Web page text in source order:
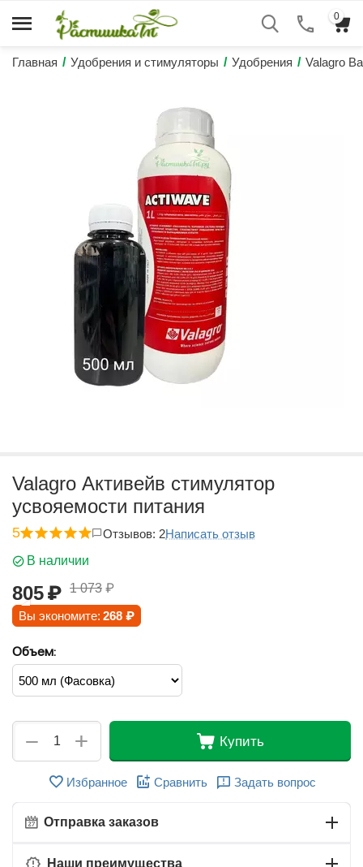
0
Главная / Удобрения и стимуляторы / Удобрения / Valagrо
Высокий рейтинг
Valagro Активейв стимулятор
усвояемости питания
5 Отзывов: 2Написать отзыв
В наличии
805₽ 1 073 ₽
Вы экономите: 268 ₽
Объем:
+
− Купить
Избранное Сравнить Задать вопрос
Отправка заказов
Наши преимущества